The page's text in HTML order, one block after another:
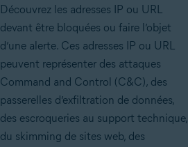
Découvrez les adresses IP ou URL
devant être bloquées ou faire l’objet
d’une alerte. Ces adresses IP ou URL
peuvent représenter des attaques
Command and Control (C&C), des
passerelles d’exfiltration de données,
des escroqueries au support technique,
du skimming de sites web, des